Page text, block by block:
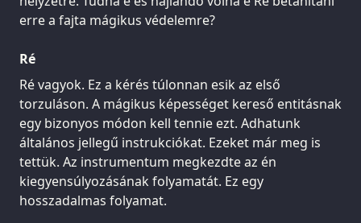
erre a fajta mágikus védelemre?
Ré
Ré vagyok. Ez a kérés túlonnan esik az első
torzuláson. A mágikus képességet kereső entitásnak
egy bizonyos módon kell tennie ezt. Adhatunk
általános jellegű instrukciókat. Ezeket már meg is
tettük. Az instrumentum megkezdte az én
kiegyensúlyozásának folyamatát. Ez egy
hosszadalmas folyamat.